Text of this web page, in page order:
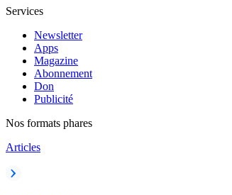
Services
Newsletter
Apps
Magazine
Abonnement
Don
Publicité
Nos formats phares
Articles